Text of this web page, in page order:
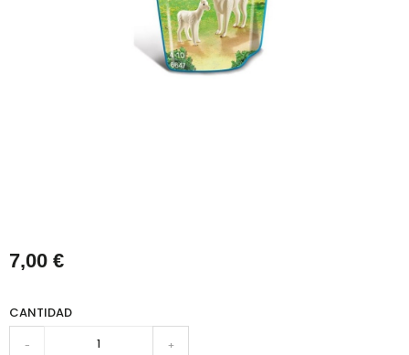
7,00 €
CANTIDAD
- +